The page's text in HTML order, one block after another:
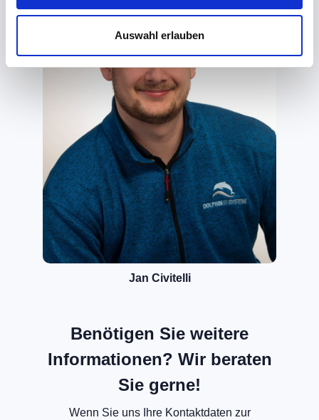
Auswahl erlauben
Jan Civitelli
Benötigen Sie weitere
Informationen? Wir beraten
Sie gerne!
Wenn Sie uns Ihre Kontaktdaten zur